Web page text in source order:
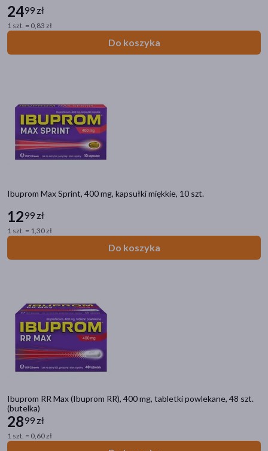
2499 zł
1 szt. = 0,83 zł
Do koszyka
Ibuprom Max Sprint, 400 mg, kapsułki miękkie, 10 szt.
1299 zł
1 szt. = 1,30 zł
Do koszyka
Ibuprom RR Max (Ibuprom RR), 400 mg, tabletki powlekane, 48 szt.
(butelka)
2899 zł
1 szt. = 0,60 zł